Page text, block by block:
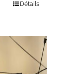
Détails